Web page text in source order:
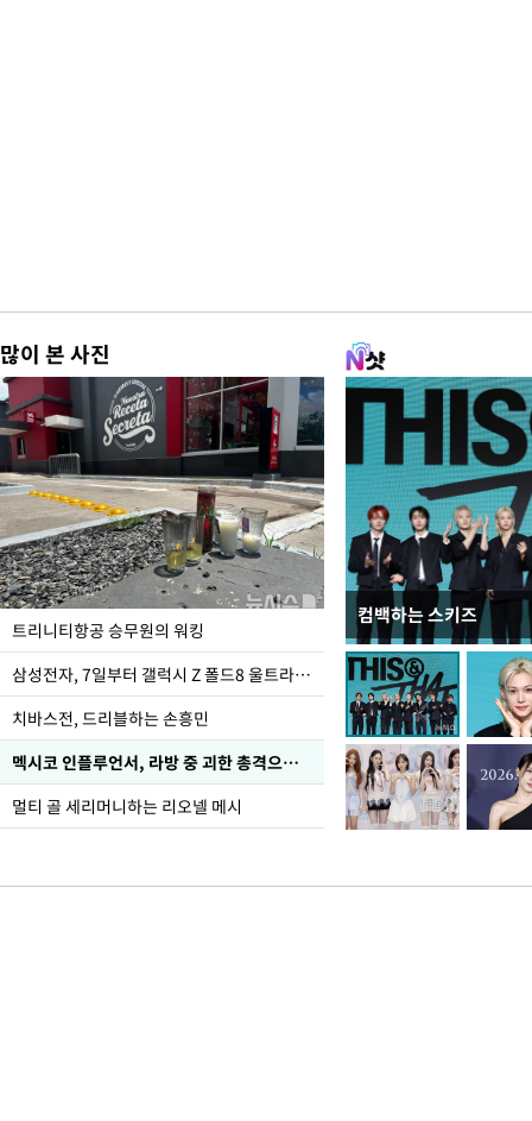
많이 본 사진
트리니티항공 승무원의 워킹
삼성전자, 7일부터 갤럭시 Z 폴드8 울트라·폴드8·플립8 출시
치바스전, 드리블하는 손흥민
멕시코 인플루언서, 라방 중 괴한 총격으로 사망
멀티 골 세리머니하는 리오넬 메시
컴백하는 스키즈
입추 하루 앞둔 전남
폭염